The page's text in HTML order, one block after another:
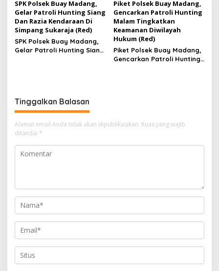
SPK Polsek Buay Madang,
Gelar Patroli Hunting Siang
Dan Razia Kendaraan Di
Simpang Sukaraja (Red)
SPK Polsek Buay Madang,
Gelar Patroli Hunting Siang
Piket Polsek Buay Madang,
Gencarkan Patroli Hunting
Malam Tingkatkan
Keamanan Diwilayah
Hukum (Red)
Piket Polsek Buay Madang,
Gencarkan Patroli Hunting
Tinggalkan Balasan
Alamat email Anda tidak akan dipublikasikan. Ruas yang wajib
ditandai *